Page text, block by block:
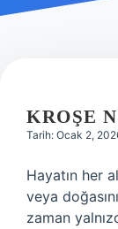
Hakkımızda
KROŞE
Tarih: Ocak 2,
Hayatın her
veya
zaman